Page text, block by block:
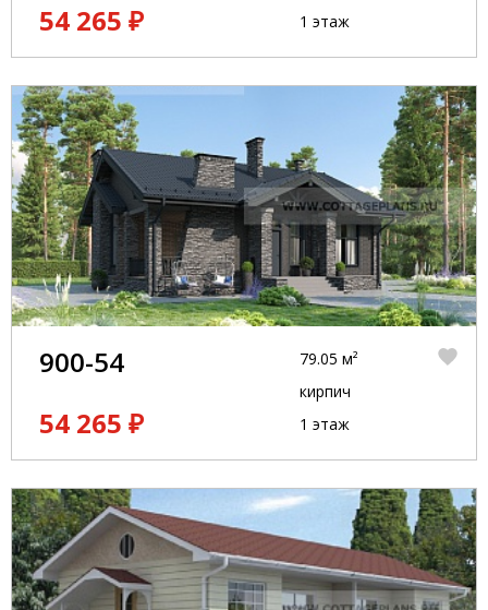
54 265 ₽
1 этаж
900-54
54 265 ₽
79.05 м²
кирпич
1 этаж